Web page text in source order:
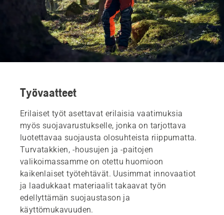
Työvaatteet
Erilaiset työt asettavat erilaisia vaatimuksia
myös suojavarustukselle, jonka on tarjottava
luotettavaa suojausta olosuhteista riippumatta.
Turvatakkien, -housujen ja -paitojen
valikoimassamme on otettu huomioon
kaikenlaiset työtehtävät. Uusimmat innovaatiot
ja laadukkaat materiaalit takaavat työn
edellyttämän suojaustason ja
käyttömukavuuden.